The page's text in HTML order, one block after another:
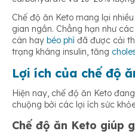
Chế độ ăn Keto mang lại
gian ngắn. Chẳng hạn như
cân hay béo phì đã được cải
trạng kháng insulin, tăng
Lợi ích của chế độ
Hiện nay, chế độ ăn Keto
chuộng bởi các lợi ích sức
Chế độ ăn Keto giúp